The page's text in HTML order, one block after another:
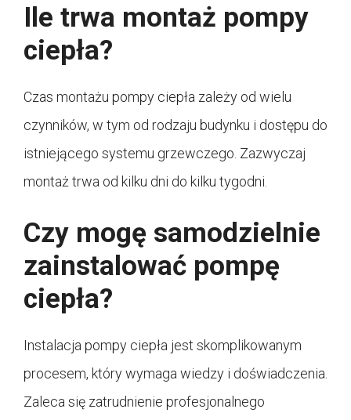
Ile trwa montaż pompy
ciepła?
Czas montażu pompy ciepła zależy od wielu
czynników, w tym od rodzaju budynku i dostępu do
istniejącego systemu grzewczego. Zazwyczaj
montaż trwa od kilku dni do kilku tygodni.
Czy mogę samodzielnie
zainstalować pompę
ciepła?
Instalacja pompy ciepła jest skomplikowanym
procesem, który wymaga wiedzy i doświadczenia.
Zaleca się zatrudnienie profesjonalnego